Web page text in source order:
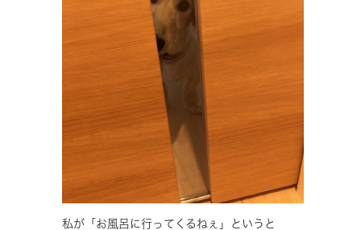
私が「お風呂に行ってくるねぇ」というと